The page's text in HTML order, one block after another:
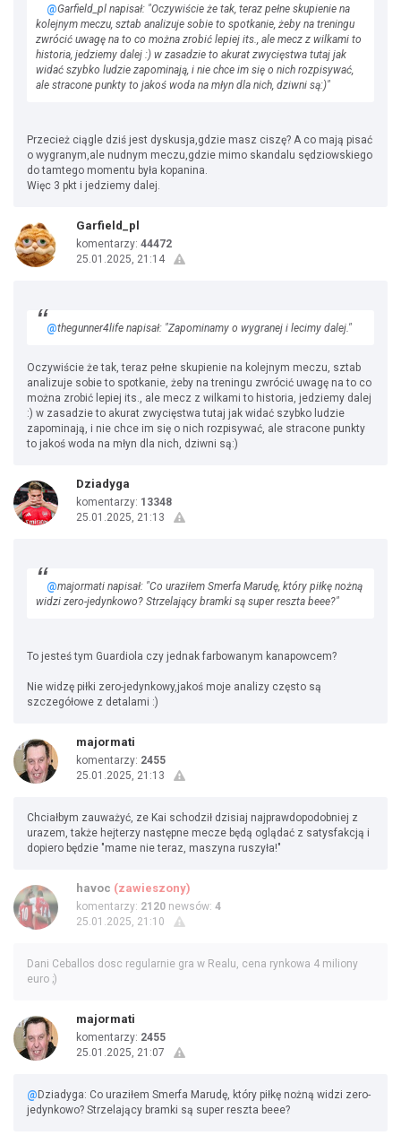
@Garfield_pl napisał: "Oczywiście że tak, teraz pełne skupienie na
kolejnym meczu, sztab analizuje sobie to spotkanie, żeby na treningu
zwrócić uwagę na to co można zrobić lepiej its., ale mecz z wilkami to
historia, jedziemy dalej :) w zasadzie to akurat zwycięstwa tutaj jak
widać szybko ludzie zapominają, i nie chce im się o nich rozpisywać,
ale stracone punkty to jakoś woda na młyn dla nich, dziwni są:)"
Przecież ciągle dziś jest dyskusja,gdzie masz ciszę? A co mają pisać
o wygranym,ale nudnym meczu,gdzie mimo skandalu sędziowskiego
do tamtego momentu była kopanina.
Więc 3 pkt i jedziemy dalej.
Garfield_pl
komentarzy: 44472
25.01.2025, 21:14
@thegunner4life napisał: "Zapominamy o wygranej i lecimy dalej."
Oczywiście że tak, teraz pełne skupienie na kolejnym meczu, sztab
analizuje sobie to spotkanie, żeby na treningu zwrócić uwagę na to co
można zrobić lepiej its., ale mecz z wilkami to historia, jedziemy dalej
:) w zasadzie to akurat zwycięstwa tutaj jak widać szybko ludzie
zapominają, i nie chce im się o nich rozpisywać, ale stracone punkty
to jakoś woda na młyn dla nich, dziwni są:)
Dziadyga
komentarzy: 13348
25.01.2025, 21:13
@majormati napisał: "Co uraziłem Smerfa Marudę, który piłkę nożną
widzi zero-jedynkowo? Strzelający bramki są super reszta beee?"
To jesteś tym Guardiola czy jednak farbowanym kanapowcem?
Nie widzę piłki zero-jedynkowy,jakoś moje analizy często są
szczegółowe z detalami :)
majormati
komentarzy: 2455
25.01.2025, 21:13
Chciałbym zauważyć, ze Kai schodził dzisiaj najprawdopodobniej z
urazem, także hejterzy następne mecze będą oglądać z satysfakcją i
dopiero będzie "mame nie teraz, maszyna ruszyła!"
havoc (zawieszony)
komentarzy: 2120 newsów: 4
25.01.2025, 21:10
Dani Ceballos dosc regularnie gra w Realu, cena rynkowa 4 miliony
euro ;)
majormati
komentarzy: 2455
25.01.2025, 21:07
@ Dziadyga: Co uraziłem Smerfa Marudę, który piłkę nożną widzi zero-
jedynkowo? Strzelający bramki są super reszta beee?